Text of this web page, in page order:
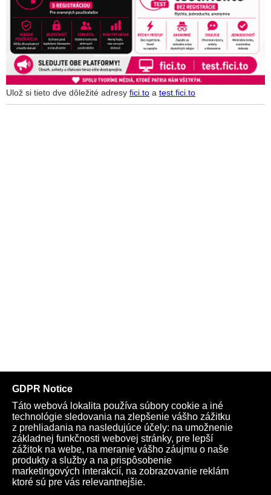
Ulož si tieto dve dôležité adresy fici.to a test.fici.to
Telegram Youtube Facebook
Archív
Obchod
TV Kardio Podporte nás
Všeobecné podmienky